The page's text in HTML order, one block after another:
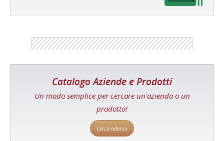
Catalogo Aziende e Prodotti
Un modo semplice per cercare un'azienda o un
prodotto!
Cerca adesso